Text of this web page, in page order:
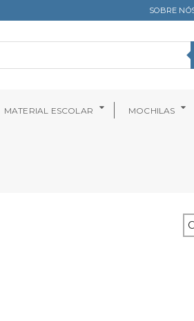
SOBRE
MATERIAL ESCOLAR MOCHILAS